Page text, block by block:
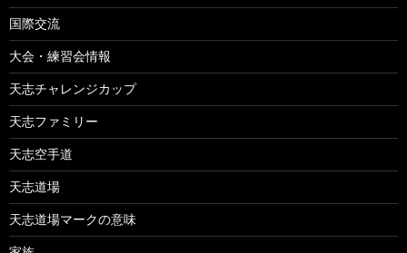
国際交流
大会・練習会情報
天志チャレンジカップ
天志ファミリー
天志空手道
天志道場
天志道場マークの意味